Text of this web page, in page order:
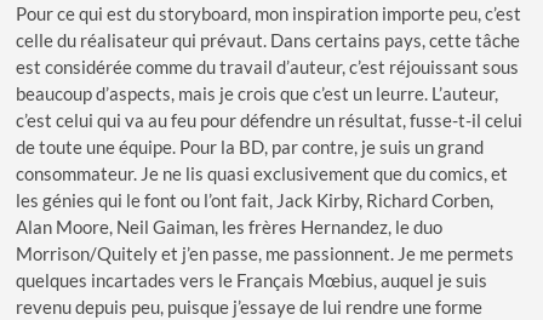
Pour ce qui est du storyboard, mon inspiration importe peu, c’est
celle du réalisateur qui prévaut. Dans certains pays, cette tâche
est considérée comme du travail d’auteur, c’est réjouissant sous
beaucoup d’aspects, mais je crois que c’est un leurre. L’auteur,
c’est celui qui va au feu pour défendre un résultat, fusse-t-il celui
de toute une équipe. Pour la BD, par contre, je suis un grand
consommateur. Je ne lis quasi exclusivement que du comics, et
les génies qui le font ou l’ont fait, Jack Kirby, Richard Corben,
Alan Moore, Neil Gaiman, les frères Hernandez, le duo
Morrison/Quitely et j’en passe, me passionnent. Je me permets
quelques incartades vers le Français Mœbius, auquel je suis
revenu depuis peu, puisque j’essaye de lui rendre une forme